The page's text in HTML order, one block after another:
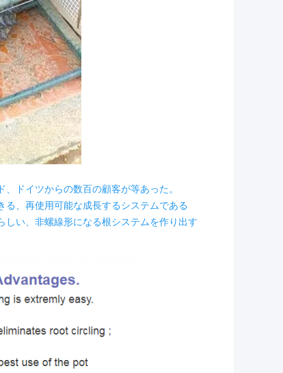
ドイツからの数百の顧客が等あった。
、再使用可能な成長するシステムである
い、非螺線形になる根システムを作り出す